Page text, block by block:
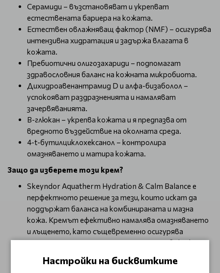
Серамиди – възстановяват и укрепват
естествената бариера на кожата.
Естествен овлажняващ фактор (NMF) – осигурява
интензивна хидратация и задържа влагата в
кожата.
Пребиотични олигозахариди – подпомагат
здравословния баланс на кожната микробиота.
Дихидроавенантрамид D и алфа-бизаболол –
успокояват раздразненията и намаляват
зачервяванията.
B-глюкан – укрепва кожата и я предпазва от
вредното въздействие на околната среда.
4-t-бутилциклохексанол – контролира
омазняването и матира кожата.
Защо да изберете този крем?
Skeyndor Aquatherm Hydration & Calm Balance е
перфектното решение за тези, които искат да
поддържат баланса на комбинираната и мазна
кожа. Кремът ефективно намалява омазняването
и лъщенето, като същевременно осигурява
дълготрайна хидратация. След употреба кожата
идеалният продукт за хора с чувствителна кожа,
Настройки на бисквитките